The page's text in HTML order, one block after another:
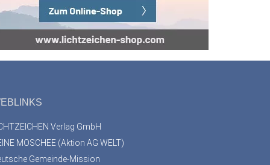
Verlag GmbH
MOSCHEE (Aktion AG WELT)
Gemeinde-Mission